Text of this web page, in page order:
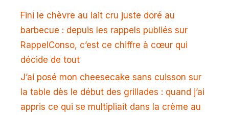
Fini le chèvre au lait cru juste doré au
barbecue : depuis les rappels publiés sur
RappelConso, c’est ce chiffre à cœur qui
décide de tout
J’ai posé mon cheesecake sans cuisson sur
la table dès le début des grillades : quand j’ai
appris ce qui se multipliait dans la crème au